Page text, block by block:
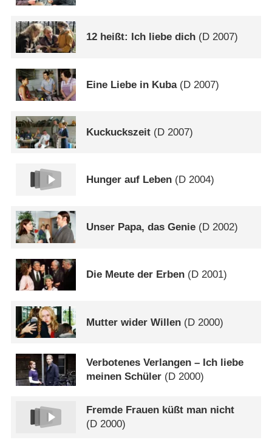
12 heißt: Ich liebe dich (D 2007)
Eine Liebe in Kuba(D 2007)
Kuckuckszeit (D 2007)
Hunger auf Leben (D 2004)
Unser Papa, das Genie (D 2002)
Die Meute der Erben (D 2001)
Mutter wider Willen (D 2000)
Verbotenes Verlangen – Ich liebe
meinen Schüler (D 2000)
Fremde Frauen küßt man nicht
(D 2000)